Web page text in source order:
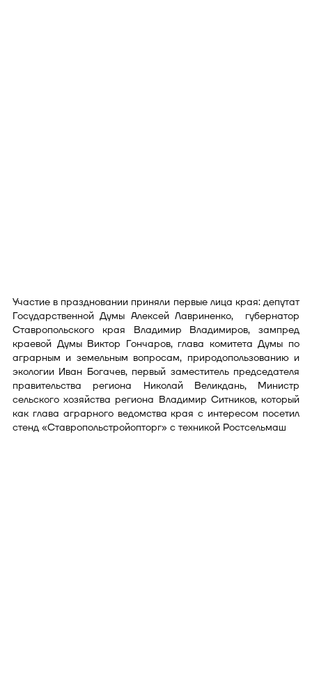
Участие в праздновании приняли первые лица края: депутат
Государственной Думы Алексей Лавриненко, губернатор
Ставропольского края Владимир Владимиров, зампред
краевой Думы Виктор Гончаров, глава комитета Думы по
аграрным и земельным вопросам, природопользованию и
экологии Иван Богачев, первый заместитель председателя
правительства региона Николай Великдань, Министр
сельского хозяйства региона Владимир Ситников, который
как глава аграрного ведомства края с интересом посетил
стенд «Ставропольстройопторг» с техникой Ростсельмаш